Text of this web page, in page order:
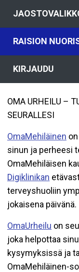
RAISION
KIRJAUDU
OMA URHEILU –
SEURALLESI
OmaMehiläinen
sinun ja perheesi
OmaMehiläisen
Digiklinikan
terveyshuoliin
jokaisena päivänä.
OmaUrheilu on
joka helpottaa
kysymyksissä ja
OmaMehiläinen-